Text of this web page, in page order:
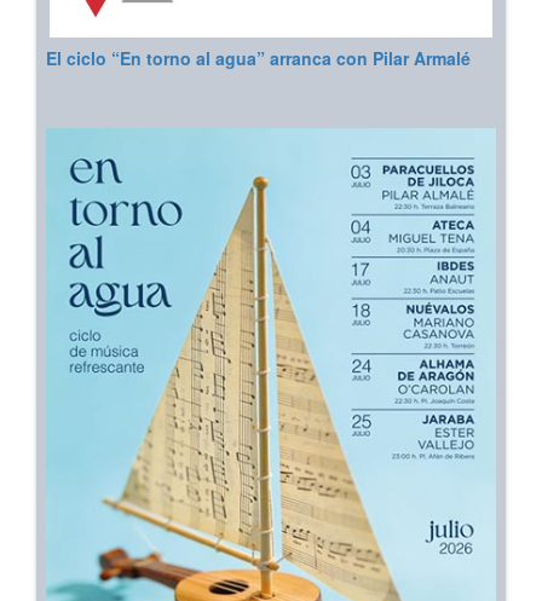
El ciclo “En torno al agua” arranca con Pilar Armalé